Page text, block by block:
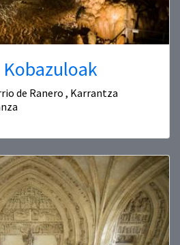
Kobazuloak
de Ranero , Karrantza